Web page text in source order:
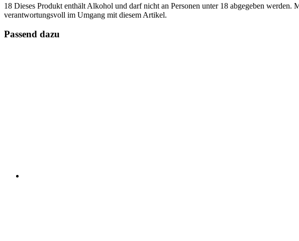
18 Dieses Produkt enthält Alkohol und darf nicht an Personen unter 18 abgegeben werden.
verantwortungsvoll im Umgang mit diesem Artikel.
Passend dazu